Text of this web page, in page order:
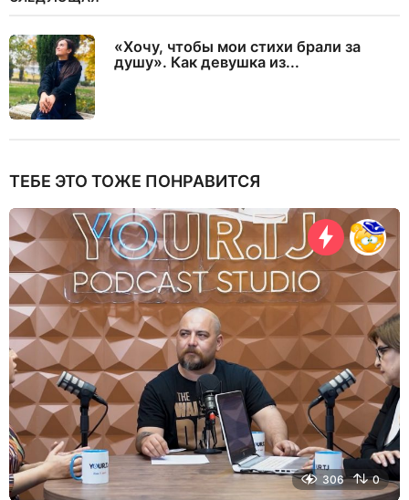
«Хочу, чтобы мои стихи брали за
душу». Как девушка из...
ТЕБЕ ЭТО ТОЖЕ ПОНРАВИТСЯ
306 0